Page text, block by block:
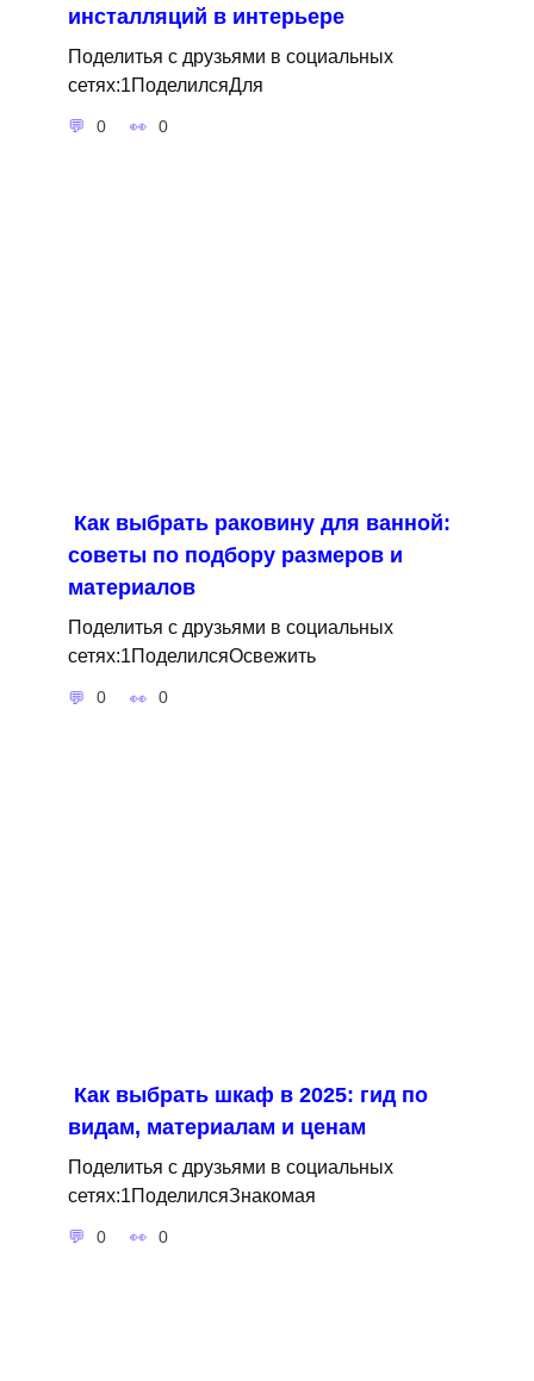
инсталляций в интерьере
Поделитья с друзьями в социальных
сетях:1ПоделилсяДля
0 0
Как выбрать раковину для ванной:
советы по подбору размеров и
материалов
Поделитья с друзьями в социальных
сетях:1ПоделилсяОсвежить
0 0
Как выбрать шкаф в 2025: гид по
видам, материалам и ценам
Поделитья с друзьями в социальных
сетях:1ПоделилсяЗнакомая
0 0